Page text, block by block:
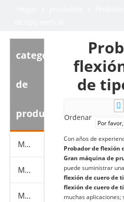
categoria
de
producto
Mascarilla Maquinaria+Material
Máquina de prueba de calzado
Máquina de prueba de cuero
de
Ordenar
Con años de
Probador de flexión
Gran máquina de
puede suministrar
flexión de cuero de
flexión de cuero de
muchas